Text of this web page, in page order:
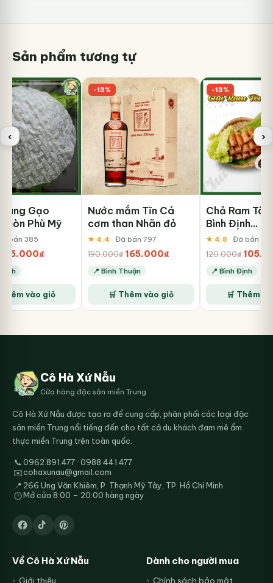
Sản phẩm tương tự
Gạo
Phù Mỹ
bán 385
Giá
gốc
55.000₫.
45.000₫
là:
45.000₫.
Định
vào giỏ
-13%
Nước mắm Tĩn Cá
cơm than Nhãn đỏ
★ 4.4
Đã bán 797
190.000₫ Giá
gốc
là:
190.000₫.
165.000₫
là:
165.000₫.
📍 Bình Thuận
🛒 Thêm vào giỏ
-13%
Chả Ram
Bình Định
500Gr/Khay
★ 4.8
Đã bán
120.000₫ Giá
gốc
là:
📍 Bình Định
🛒 Thêm
‹ ›
Cô Hà Xứ Nẫu
Cửa hàng đặc sản miền Trung
Cô Hà Xứ Nẫu được tạo ra để cung cấp, phân phối các loại đặc
sản miền Trung nổi tiếng đến cho tất cả du khách đam mê ẩm
thực miền Trung trên toàn quốc.
📞0962.891.477 · 0988.441.477
✉️cohaxunau@gmail.com
📍 266 Ung Văn Khiêm, P. Thạnh Mỹ Tây, TP. Hồ Chí Minh
🕒Mở cửa 8:00 – 20:00 hàng ngày
Về Cô Hà Xứ Nẫu Dành cho người mua